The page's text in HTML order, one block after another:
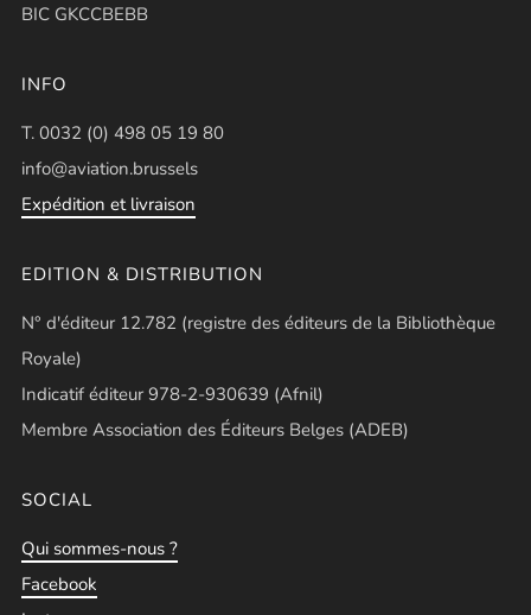
BIC GKCCBEBB
INFO
T. 0032 (0) 498 05 19 80
info@aviation.brussels
Expédition et livraison
EDITION & DISTRIBUTION
N° d'éditeur 12.782 (registre des éditeurs de la Bibliothèque
Royale)
Indicatif éditeur 978-2-930639 (Afnil)
Membre Association des Éditeurs Belges (ADEB)
SOCIAL
Qui sommes-nous ?
Facebook